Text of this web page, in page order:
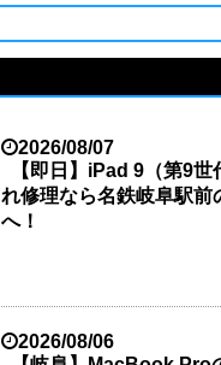
2026/08/07
【即日】iPad 9（第9世
れ修理なら名鉄岐阜駅前
へ！
2026/08/06